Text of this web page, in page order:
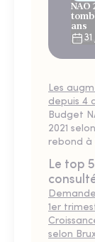
NAO
ans
Les
depuis 4
Budget
2021
rebond à
Le top
1er
selon